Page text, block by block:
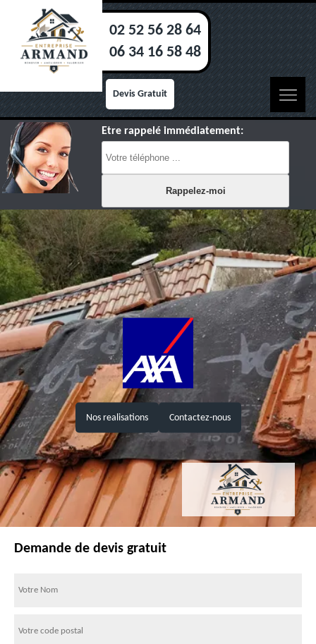
02 52 56 28 64
06 34 16 58 48
Devis Gratuit
Etre rappelé immédiatement:
Nos realisations Contactez-nous
Demande de devis gratuit